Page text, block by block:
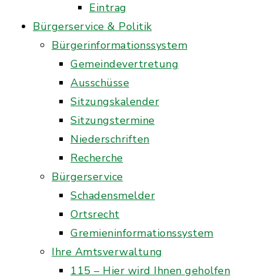
Eintrag
Bürgerservice & Politik
Bürgerinformationssystem
Gemeindevertretung
Ausschüsse
Sitzungskalender
Sitzungstermine
Niederschriften
Recherche
Bürgerservice
Schadensmelder
Ortsrecht
Gremieninformationssystem
Ihre Amtsverwaltung
115 – Hier wird Ihnen geholfen